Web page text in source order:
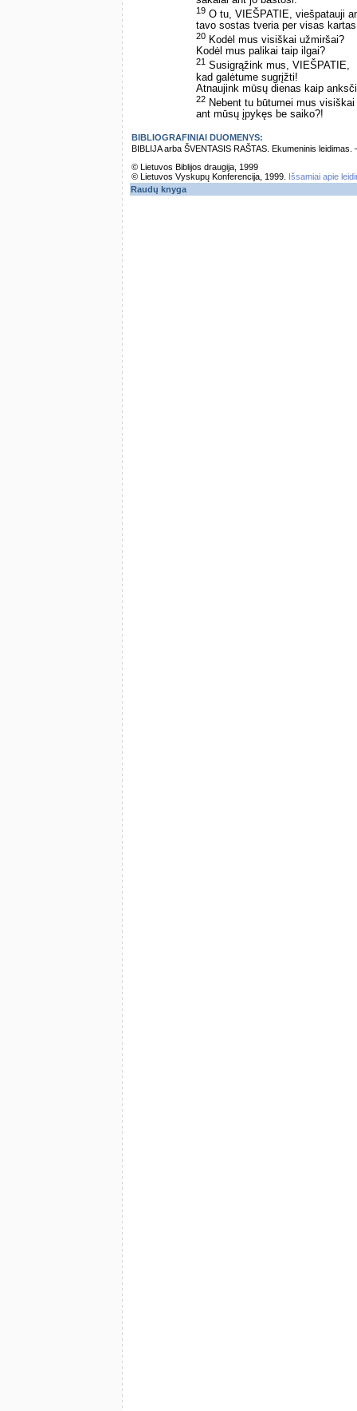
19 O tu, VIEŠPATIE, viešpatauji
tavo sostas tveria per visas
20 Kodėl mus visiškai užmiršai?
Kodėl mus palikai taip ilgai?
21 Susigrąžink mus, VIEŠPATIE,
kad galėtume sugrįžti!
Atnaujink mūsų dienas kaip
22 Nebent tu būtumei mus
ant mūsų įpykęs be saiko?!
BIBLIOGRAFINIAI DUOMENYS:
BIBLIJA arba ŠVENTASIS RAŠTAS. Ekumeninis
© Lietuvos Biblijos draugija, 1999
© Lietuvos Vyskupų Konferencija, 1999.
Išsamiai apie
Raudų knyga